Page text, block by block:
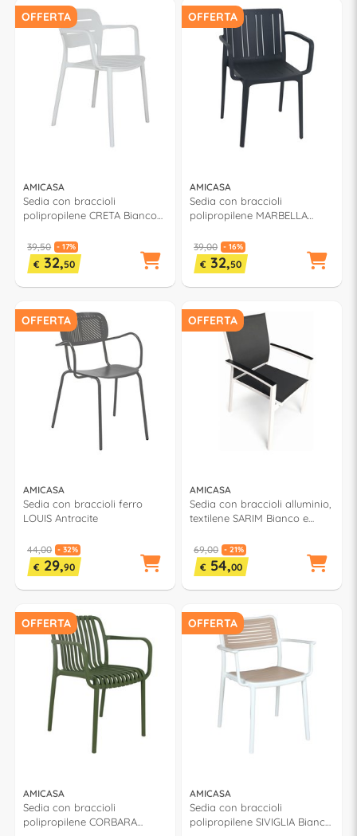
OFFERTA
AMICASA
Sedia con braccioli
polipropilene CRETA Bianco
39,50 - 17%
€ 32,50
OFFERTA
AMICASA
Sedia con braccioli
polipropilene MARBELLA
39,00 - 16%
€ 32,50
OFFERTA
AMICASA
Sedia con braccioli ferro
LOUIS Antracite
44,00 - 32%
€ 29,90
OFFERTA
AMICASA
Sedia con braccioli alluminio,
textilene SARIM Bianco e
69,00 - 21%
€ 54,00
OFFERTA
AMICASA
Sedia con braccioli
polipropilene CORBARA
OFFERTA
AMICASA
Sedia con braccioli
polipropilene SIVIGLIA Bianco